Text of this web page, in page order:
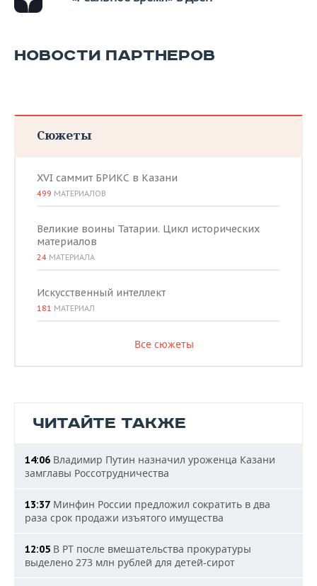
НОВОСТИ ПАРТНЕРОВ
Сюжеты
XVI саммит БРИКС в Казани
499 МАТЕРИАЛОВ
Великие воины Татарии. Цикл исторических
материалов
24 МАТЕРИАЛА
Искусственный интеллект
181 МАТЕРИАЛ
Все сюжеты
ЧИТАЙТЕ ТАКЖЕ
14:06 Владимир Путин назначил уроженца Казани
замглавы Россотрудничества
13:37 Минфин России предложил сократить в два
раза срок продажи изъятого имущества
12:05 В РТ после вмешательства прокуратуры
выделено 273 млн рублей для детей-сирот